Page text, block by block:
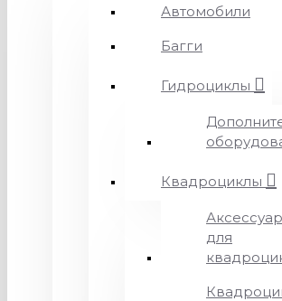
Автомобили
Багги
Гидроциклы
Квадроциклы
для